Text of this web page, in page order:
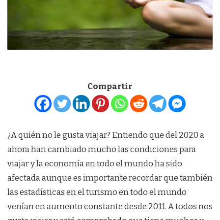
Compartir
¿A quién no le gusta viajar? Entiendo que del 2020 a
ahora han cambiado mucho las condiciones para
viajar y la economía en todo el mundo ha sido
afectada aunque es importante recordar que también
las estadísticas en el turismo en todo el mundo
venían en aumento constante desde 2011. A todos nos